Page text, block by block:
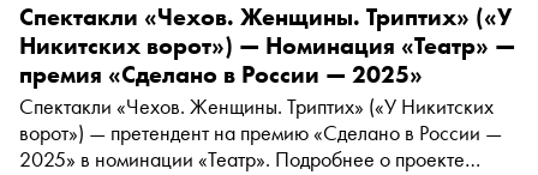
Спектакли «Чехов. Женщины. Триптих» («У
Никитских ворот») — Номинация «Театр» —
премия «Сделано в России — 2025»
Спектакли «Чехов. Женщины. Триптих» («У Никитских
ворот») — претендент на премию «Сделано в России —
2025» в номинации «Театр». Подробнее о проекте